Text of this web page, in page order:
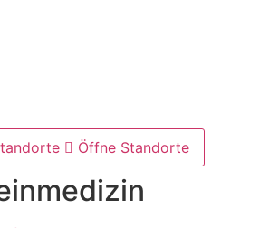
Öffne Standorte